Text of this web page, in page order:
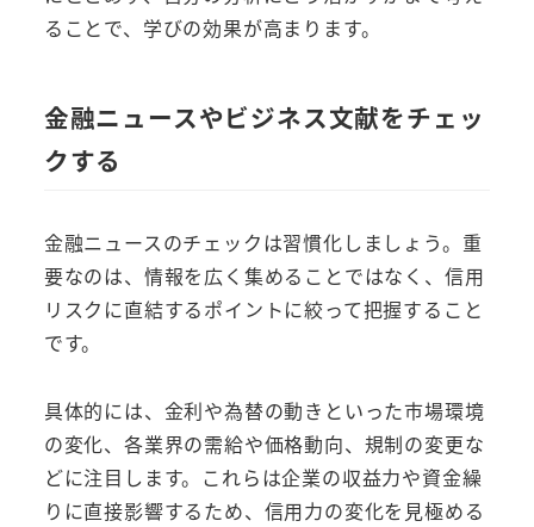
ることで、学びの効果が高まります。
金融ニュースやビジネス文献をチェッ
クする
金融ニュースのチェックは習慣化しましょう。重
要なのは、情報を広く集めることではなく、信用
リスクに直結するポイントに絞って把握すること
です。
具体的には、金利や為替の動きといった市場環境
の変化、各業界の需給や価格動向、規制の変更な
どに注目します。これらは企業の収益力や資金繰
りに直接影響するため、信用力の変化を見極める